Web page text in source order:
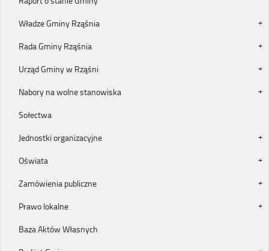
Władze Gminy Rząśnia
Rada Gminy Rząśnia
Urząd Gminy w Rząśni
Nabory na wolne stanowiska
Sołectwa
Jednostki organizacyjne
Oświata
Zamówienia publiczne
Prawo lokalne
Baza Aktów Własnych